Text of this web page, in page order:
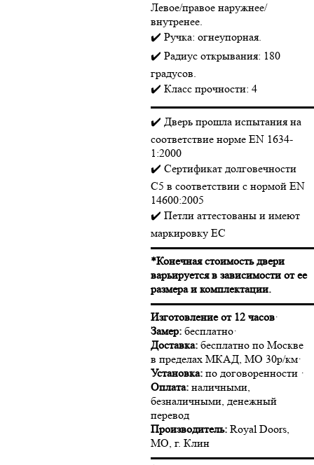
Левое/правое наружнее/
внутренее.
✔️ Ручка: огнеупорная.
✔️ Радиус открывания: 180
градусов.
✔️ Класс прочности: 4
✔️ Дверь прошла испытания на
соответствие норме EN 1634-
1:2000
✔️ Сертификат долговечности
C5 в соответствии с нормой EN
14600:2005
✔️ Петли аттестованы и имеют
маркировку EC
*Конечная стоимость двери
варьируется в зависимости от ее
размера и комплектации.
Изготовление от 12 часов·
Замер: бесплатно·
Доставка: бесплатно по Москве
в пределах МКАД, МО 30р/км·
Установка: по договоренности ·
Оплата: наличными,
безналичными, денежный
перевод
Производитель:Royal Doors,
МО, г. Клин